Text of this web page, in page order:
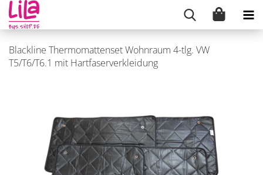
Blackline Thermomattenset Wohnraum 4-tlg. VW
T5/T6/T6.1 mit Hartfaserverkleidung